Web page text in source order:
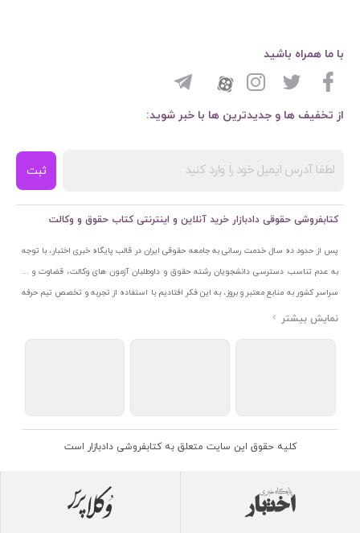
از تخفیف ها و جدیدترین ها با خبر شوید:
ثبت
با ما همراه باشید
کتابفروشی حقوقی دادبازار خرید آنلاین و اینترنتی کتاب حقوق و وکالت
پس از حدود ده سال خدمت رسانی به جامعه حقوقی ایران در قالب پایگاه خبری اختبار، با توجه
به عدم تناسب دسترسی دانشجویان رشته حقوق و داوطلبان آزمون های وکالت، قضاوت و ...
سراسر کشور به منابع معتبر و بروز، به این فکر افتادیم با استفاده از تجربه و تخصص تیم حرفه
ای اختبار خدمتی جدید به جامعه حقوقی ایران ارائه کنیم. به این منظور با راه اندازی و تجهیز
اتحادیه ناشران و کتابفروشان تهران به منظور ارائه مطمئن ترین خدمات مجموعه بسیار کامل و
معتبری از کتاب های حقوقی را به علاقمندان عرضه کرده ایم. علاوه بر این با بهره گیری از فناوری
اندازی کردیم تا علاقمندان بتوانند با اطمینان کافی و به اتکای اعتبار این مجموعه قدیمی کتاب و
کلیه حقوق این سایت متعلق به کتابفروشی دادبازار است